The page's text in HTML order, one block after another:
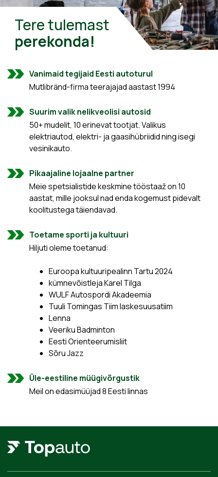
Tere tulemast
perekonda!
Vanimaid tegijaid Eesti autoturul
Mutlibränd-firma teerajajad aastast 1994
Suurim valik nelikveolisi autosid
50+ mudelit, 10 erinevat tootjat. Valikus
elektriautod, elektri- ja gaasihübriidid ning isegi
vesinikauto.
Pikaajaline lojaalne partner
Meie spetsialistide keskmine tööstaaž on 10
aastat, mille jooksul nad enda kogemust pidevalt
koolitustega täiendavad.
Toetame sporti ja kultuuri
Hiljuti oleme toetanud:
Euroopa kultuuripealinn Tartu 2024
kümnevõistleja Karel Tilga
WULF Autospordi Akadeemia
Tuuli Tomingas Tiim laskesuusatiim
Lenna
Veeriku Badminton
Eesti Orienteerumisliit
Sõru Jazz
Üle-eestiline müügivõrgustik
Meil on edasimüüjad 8 Eesti linnas